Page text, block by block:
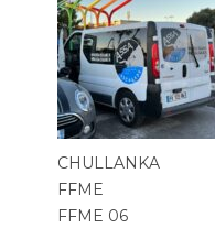
CHULLANKA
FFME
FFME 06